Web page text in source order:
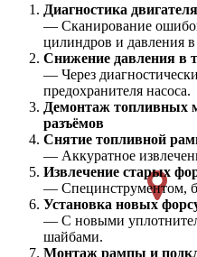
Диагностика
— Сканирование
цилиндров и давления
Снижение давления в
— Через
предохранителя насоса.
Демонтаж топливных
разъёмов
Снятие топливной
— Аккуратное
Извлечение старых
— Специнструментом,
Установка новых
— С новыми
шайбами.
Монтаж рампы и